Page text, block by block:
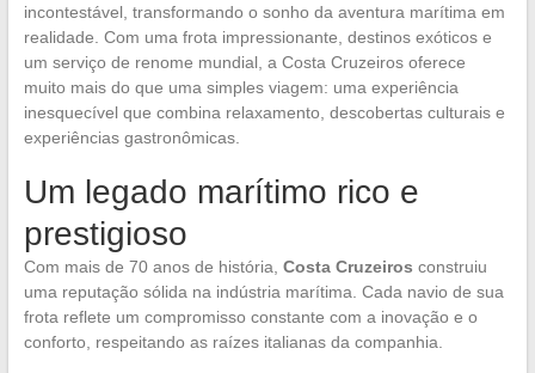
incontestável, transformando o sonho da aventura marítima em
realidade. Com uma frota impressionante, destinos exóticos e
um serviço de renome mundial, a Costa Cruzeiros oferece
muito mais do que uma simples viagem: uma experiência
inesquecível que combina relaxamento, descobertas culturais e
experiências gastronômicas.
Um legado marítimo rico e
prestigioso
Com mais de 70 anos de história, Costa Cruzeiros construiu
uma reputação sólida na indústria marítima. Cada navio de sua
frota reflete um compromisso constante com a inovação e o
conforto, respeitando as raízes italianas da companhia.